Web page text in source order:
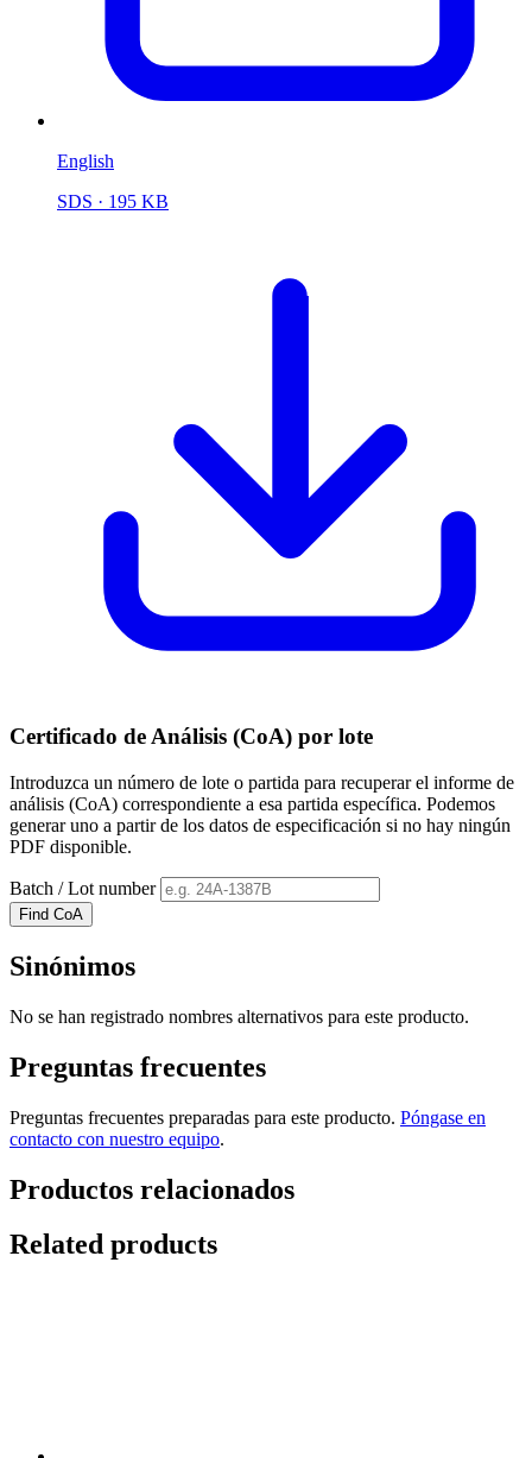
English
SDS · 195 KB
Certificado de Análisis (CoA) por lote
Introduzca un número de lote o partida para recuperar el informe de
análisis (CoA) correspondiente a esa partida específica. Podemos
generar uno a partir de los datos de especificación si no hay ningún
PDF disponible.
Batch / Lot number
Find CoA
Sinónimos
No se han registrado nombres alternativos para este producto.
Preguntas frecuentes
Preguntas frecuentes preparadas para este producto. Póngase en
contacto con nuestro equipo.
Productos relacionados
Related products